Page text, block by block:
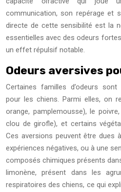
communication, son repérage et
directe de cette sensibilité est la
essentielles avec des odeurs
un effet répulsif notable.
Odeurs aversives
Certaines familles d’odeurs sont
pour les chiens. Parmi elles, on
orange, pamplemousse), le
clou de girofle), et certains
Ces aversions peuvent être dues
expériences négatives, ou à une
composés chimiques présents
limonène, présent dans les
respiratoires des chiens, ce qui